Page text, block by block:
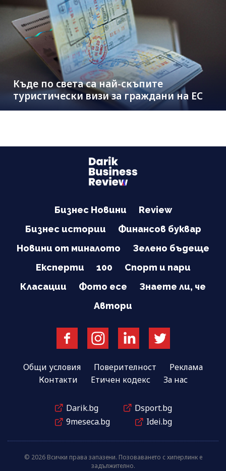
Къде по света са най-скъпите
туристически визи за граждани на ЕС
Бизнес Новини
Review
Бизнес истории
Финансов буквар
Новини от миналото
Зелено бъдеще
Експерти
100
Спорт и пари
Класации
Фото есе
Знаете ли, че
Автори
Общи условия Поверителност
Реклама
Контакти
Етичен кодекс За нас
Darik.bg
Dsport.bg
9meseca.bg
Idei.bg
© 2026 Всички права запазени. Позоваването с хиперлинк е
задължително.